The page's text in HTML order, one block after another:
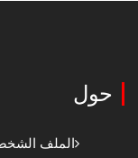
حول
الملف